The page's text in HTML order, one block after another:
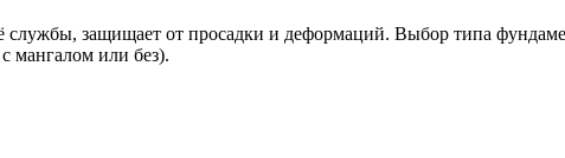
службы, защищает от просадки и деформаций. Выбор типа
мангалом или без).